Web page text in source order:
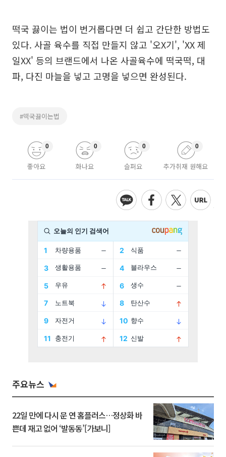
떡국 끓이는 법이 번거롭다면 더 쉽고 간단한 방법도
있다. 사골 육수를 직접 만들지 않고 '오X기', 'XX 제
일XX' 등의 브랜드에서 나온 사골육수에 떡국떡, 대
파, 다진 마늘을 넣고 고명을 넣으면 완성된다.
#떡국끓이는법
좋아요
0
화나요
0
슬퍼요
0
추가취재 원해요
0
주요뉴스
22일 만에 다시 문 연 홈플러스…정상화 바
쁜데 재고 없어 ‘발동동’[가보니]